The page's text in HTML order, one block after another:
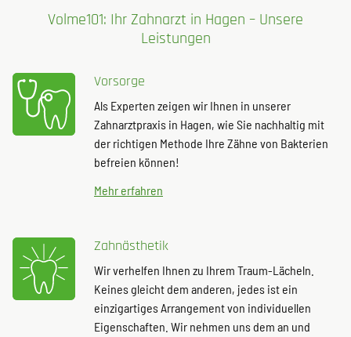
Volme101: Ihr Zahnarzt in Hagen – Unsere
Leistungen
Vorsorge
Als Experten zeigen wir Ihnen in unserer
Zahnarztpraxis in Hagen, wie Sie nachhaltig mit
der richtigen Methode Ihre Zähne von Bakterien
befreien können!
Mehr erfahren
Zahnästhetik
Wir verhelfen Ihnen zu Ihrem Traum-Lächeln.
Keines gleicht dem anderen, jedes ist ein
einzigartiges Arrangement von individuellen
Eigenschaften. Wir nehmen uns dem an und